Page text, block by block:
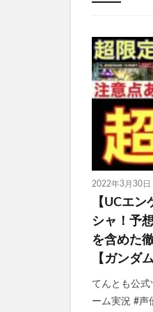
2022年3月30日
【UCエ
シャ！予
を含めた
【ガンダ
てんとも公式
ーム実況 #声